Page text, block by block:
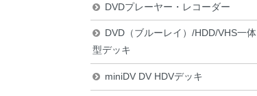
DVDプレーヤー・レコーダー
DVD（ブルーレイ）/HDD/VHS一体
型デッキ
miniDV DV HDVデッキ